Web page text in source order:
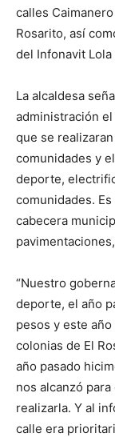
calles
Rosarito, así
del Infonavit Lola
La alcaldesa
administración
que se
comunidades y
deporte,
comunidades.
cabecera
“Nuestro
deporte, el año
pesos y este
colonias de El
año pasado
nos alcanzó
realizarla. Y al
calle era